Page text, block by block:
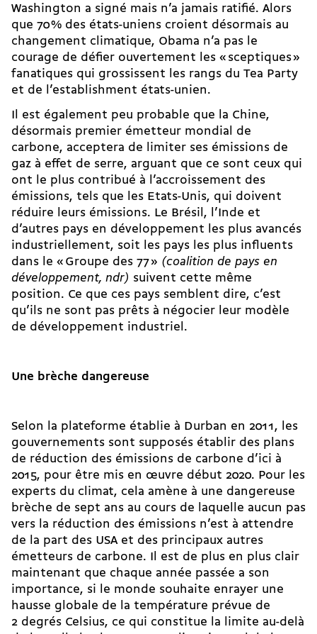
Washington a signé mais n’a jamais ratifié. Alors
que 70 % des états-uniens croient désormais au
changement climatique, Obama n’a pas le
courage de défier ouvertement les « sceptiques »
fanatiques qui grossissent les rangs du Tea Party
et de l’establishment états-unien.
Il est également peu probable que la Chine,
désormais premier émetteur mondial de
carbone, acceptera de limiter ses émissions de
gaz à effet de serre, arguant que ce sont ceux qui
ont le plus contribué à l’accroissement des
émissions, tels que les Etats-Unis, qui doivent
réduire leurs émissions. Le Brésil, l’Inde et
d’autres pays en développement les plus avancés
industriellement, soit les pays les plus influents
dans le « Groupe des 77 » (coalition de pays en
développement, ndr) suivent cette même
position. Ce que ces pays semblent dire, c’est
qu’ils ne sont pas prêts à négocier leur modèle
de développement industriel.
Une brèche dangereuse
Selon la plateforme établie à Durban en 2011, les
gouvernements sont supposés établir des plans
de réduction des émissions de carbone d’ici à
2015, pour être mis en œuvre début 2020. Pour les
experts du climat, cela amène à une dangereuse
brèche de sept ans au cours de laquelle aucun pas
vers la réduction des émissions n’est à attendre
de la part des USA et des principaux autres
émetteurs de carbone. Il est de plus en plus clair
maintenant que chaque année passée a son
importance, si le monde souhaite enrayer une
hausse globale de la température prévue de
2 degrés Celsius, ce qui constitue la limite au-delà